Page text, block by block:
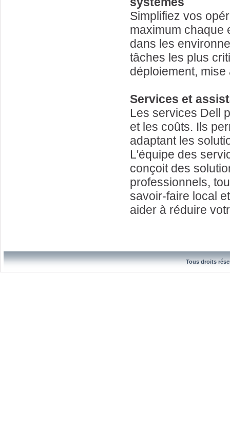
Simplifiez vos
maximum chaque
dans les
tâches les plus
déploiement,
Services et
Les services Dell
et les coûts. Ils
adaptant les
L'équipe des
conçoit des
professionnels,
savoir-faire local
aider à réduire
Tous droits